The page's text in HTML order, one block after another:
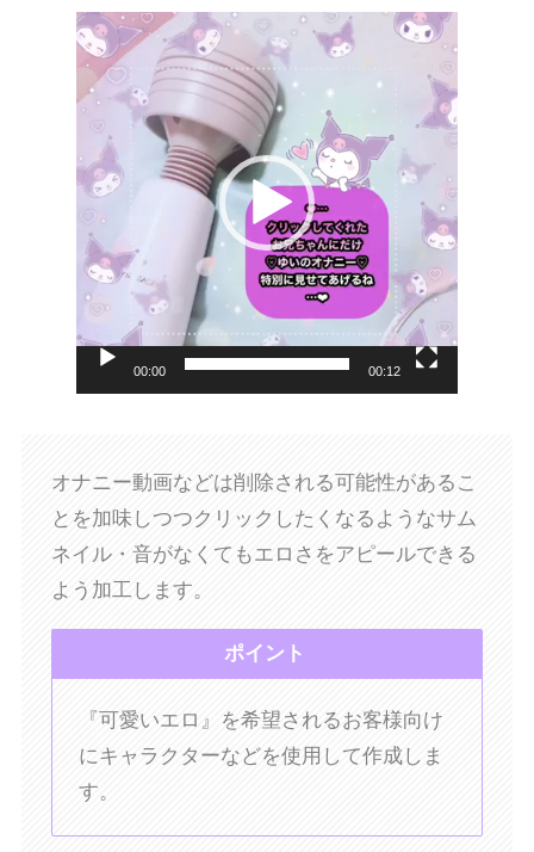
画
プ
レ
ー
ヤ
ー
00:00 00:12
オナニー動画などは削除される可能性があるこ
とを加味しつつクリックしたくなるようなサム
ネイル・音がなくてもエロさをアピールできる
よう加工します。
ポイント
『可愛いエロ』を希望されるお客様向け
にキャラクターなどを使用して作成しま
す。